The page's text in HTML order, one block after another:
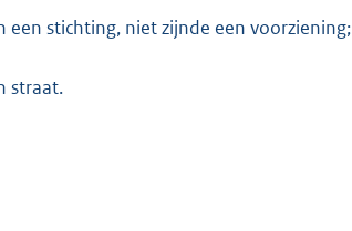
een stichting, niet zijnde een voorziening;
straat.